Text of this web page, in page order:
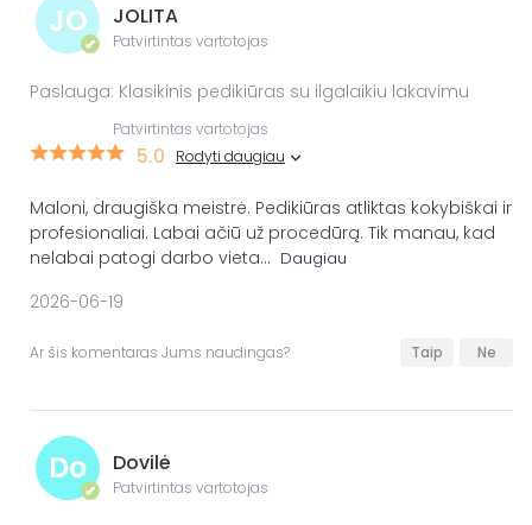
JO
✔
JOLITA
Patvirtintas vartotojas
Paslauga: Klasikinis pedikiūras su ilgalaikiu lakavimu
Patvirtintas vartotojas
5.0 Rodyti daugiau
Maloni, draugiška meistrė. Pedikiūras atliktas kokybiškai ir
profesionaliai. Labai ačiū už procedūrą. Tik manau, kad
nelabai patogi darbo vieta... Daugiau
2026-06-19
Ar šis komentaras Jums naudingas? Taip Ne
Do
✔
Dovilė
Patvirtintas vartotojas